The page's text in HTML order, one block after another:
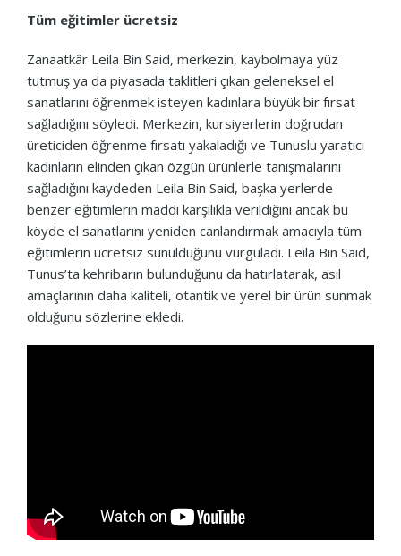
Tüm eğitimler ücretsiz
Zanaatkâr Leila Bin Said, merkezin, kaybolmaya yüz
tutmuş ya da piyasada taklitleri çıkan geleneksel el
sanatlarını öğrenmek isteyen kadınlara büyük bir fırsat
sağladığını söyledi. Merkezin, kursiyerlerin doğrudan
üreticiden öğrenme fırsatı yakaladığı ve Tunuslu yaratıcı
kadınların elinden çıkan özgün ürünlerle tanışmalarını
sağladığını kaydeden Leila Bin Said, başka yerlerde
benzer eğitimlerin maddi karşılıkla verildiğini ancak bu
köyde el sanatlarını yeniden canlandırmak amacıyla tüm
eğitimlerin ücretsiz sunulduğunu vurguladı. Leila Bin Said,
Tunus’ta kehribarın bulunduğunu da hatırlatarak, asıl
amaçlarının daha kaliteli, otantik ve yerel bir ürün sunmak
olduğunu sözlerine ekledi.